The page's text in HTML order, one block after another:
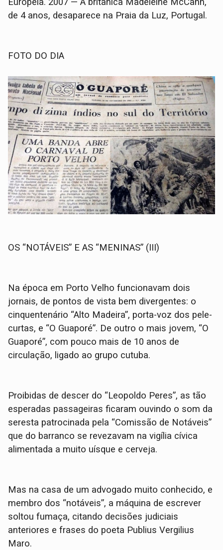
de 4 anos, desaparece na Praia da Luz, Portugal.
FOTO DO DIA
OS “NOTÁVEIS” E AS “MENINAS” (III)
Na época em Porto Velho funcionavam dois
jornais, de pontos de vista bem divergentes: o
cinquentenário “Alto Madeira”, porta-voz dos pele-
curtas, e “O Guaporé”. De outro o mais jovem, “O
Guaporé”, com pouco mais de 10 anos de
circulação, ligado ao grupo cutuba.
Proibidas de descer do “Leopoldo Peres”, as tão
esperadas passageiras ficaram ouvindo o som da
seresta patrocinada pela “Comissão de Notáveis”
que do barranco se revezavam na vigília cívica
alimentada a muito uísque e cerveja.
Mas na casa de um advogado muito conhecido, e
membro dos “notáveis”, a máquina de escrever
soltou fumaça, citando decisões judiciais
anteriores e frases do poeta Publius Vergilius
Maro.